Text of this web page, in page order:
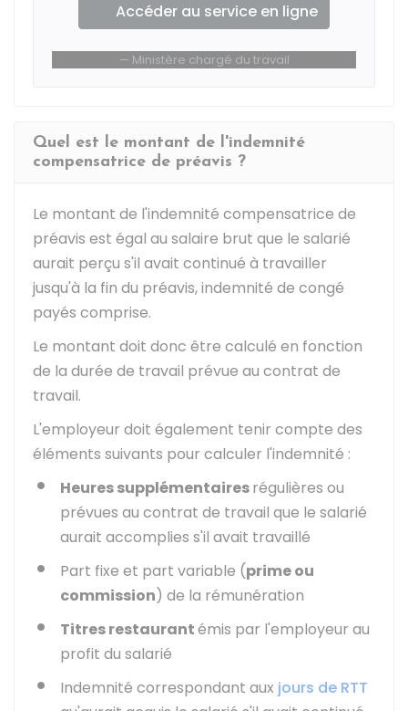
Accéder au service en ligne
Ministère chargé du travail
Quel est le montant de l'indemnité
compensatrice de préavis ?
Le montant de l'indemnité compensatrice de
préavis est égal au salaire brut que le salarié
aurait perçu s'il avait continué à travailler
jusqu'à la fin du préavis, indemnité de congé
payés comprise.
Le montant doit donc être calculé en fonction
de la durée de travail prévue au contrat de
travail.
L'employeur doit également tenir compte des
éléments suivants pour calculer l'indemnité :
Heures supplémentairesrégulières ou
prévues au contrat de travail que le salarié
aurait accomplies s'il avait travaillé
Part fixe et part variable (prime ou
commission) de la rémunération
Titres restaurantémis par l'employeur au
profit du salarié
Indemnité correspondant aux jours de RTT